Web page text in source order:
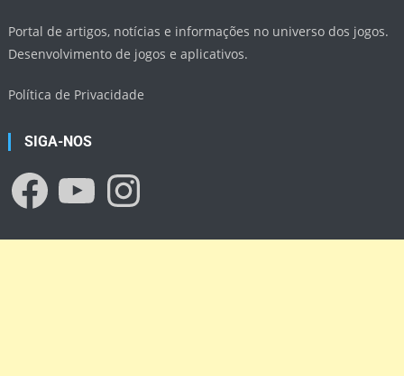
Portal de artigos, notícias e informações no universo dos jogos.
Desenvolvimento de jogos e aplicativos.
Política de Privacidade
SIGA-NOS